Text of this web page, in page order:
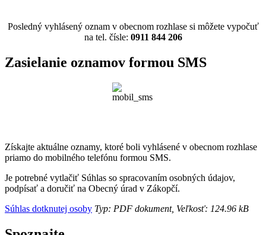
Posledný vyhlásený oznam v obecnom rozhlase si môžete vypočuť
na tel. čísle: 0911 844 206
Zasielanie oznamov formou SMS
Získajte aktuálne oznamy, ktoré boli vyhlásené v obecnom rozhlase
priamo do mobilného telefónu formou SMS.
Je potrebné vytlačiť Súhlas so spracovaním osobných údajov,
podpísať a doručiť na Obecný úrad v Zákopčí.
Súhlas dotknutej osoby Typ: PDF dokument, Veľkosť: 124.96 kB